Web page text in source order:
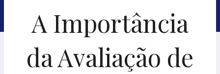
A Importância
da Avaliação de